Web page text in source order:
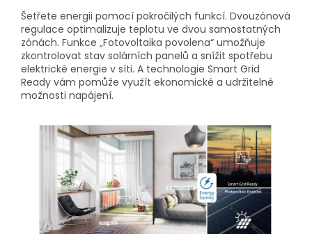
Šetřete energii pomocí pokročilých funkcí. Dvouzónová
regulace optimalizuje teplotu ve dvou samostatných
zónách. Funkce „Fotovoltaika povolena“ umožňuje
zkontrolovat stav solárních panelů a snížit spotřebu
elektrické energie v síti. A technologie Smart Grid
Ready vám pomůže využít ekonomické a udržitelné
možnosti napájení.